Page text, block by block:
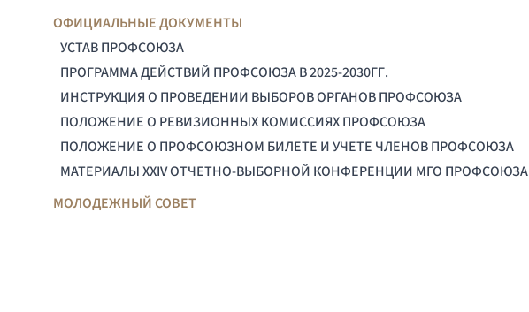
ОФИЦИАЛЬНЫЕ ДОКУМЕНТЫ
УСТАВ ПРОФСОЮЗА
ПРОГРАММА ДЕЙСТВИЙ ПРОФСОЮЗА В 2025-2030ГГ.
ИНСТРУКЦИЯ О ПРОВЕДЕНИИ ВЫБОРОВ ОРГАНОВ ПРОФСОЮЗА
ПОЛОЖЕНИЕ О РЕВИЗИОННЫХ КОМИССИЯХ ПРОФСОЮЗА
ПОЛОЖЕНИЕ О ПРОФСОЮЗНОМ БИЛЕТЕ И УЧЕТЕ ЧЛЕНОВ ПРОФСОЮЗА
МАТЕРИАЛЫ XXIV ОТЧЕТНО-ВЫБОРНОЙ КОНФЕРЕНЦИИ МГО ПРОФСОЮЗА
МОЛОДЕЖНЫЙ СОВЕТ